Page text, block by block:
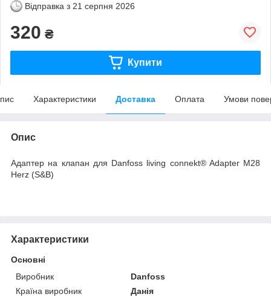
Відправка з 21 серпня 2026
320 ₴
Купити
Характеристики Доставка Оплата Умови
Опис
Адаптер на клапан для Danfoss living connekt® Adapter M28
Herz (S&B)
Характеристики
Основні
Виробник
Danfoss
Країна виробник
Данія